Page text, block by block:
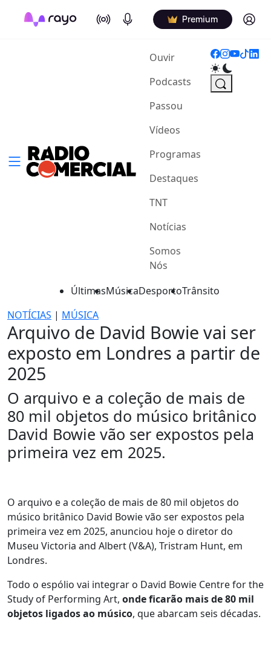
On Air Podcasts Premium Log in
Ouvir(current)
Podcasts
Passou
Vídeos
Programas
Destaques
TNT
Notícias
Somos
Nós
ÚltimasMúsicaDesportoTrânsito
NOTÍCIAS | MÚSICA
Arquivo de David Bowie vai ser
exposto em Londres a partir de
2025
O arquivo e a coleção de mais de
80 mil objetos do músico britânico
David Bowie vão ser expostos pela
primeira vez em 2025.
O arquivo e a coleção de mais de 80 mil objetos do
músico britânico David Bowie vão ser expostos pela
primeira vez em 2025, anunciou hoje o diretor do
Museu Victoria and Albert (V&A), Tristram Hunt, em
Londres.
Todo o espólio vai integrar o David Bowie Centre for the
Study of Performing Art, onde ficarão mais de 80 mil
objetos ligados ao músico, que abarcam seis décadas.